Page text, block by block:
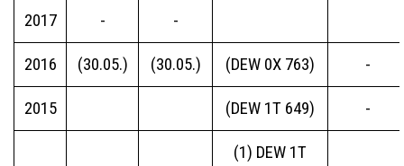
2017 - -
2016 (30.05.) (30.05.) (DEW 0X 763) -
2015 (DEW 1T 649) -
(1) DEW 1T